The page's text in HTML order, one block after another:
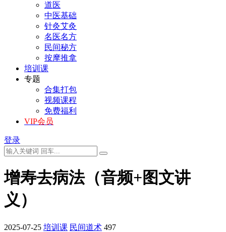
道医
中医基础
针灸艾灸
名医名方
民间秘方
按摩推拿
培训课
专题
合集打包
视频课程
免费福利
VIP会员
登录
增寿去病法（音频+图文讲
义）
2025-07-25 培训课 民间道术 497